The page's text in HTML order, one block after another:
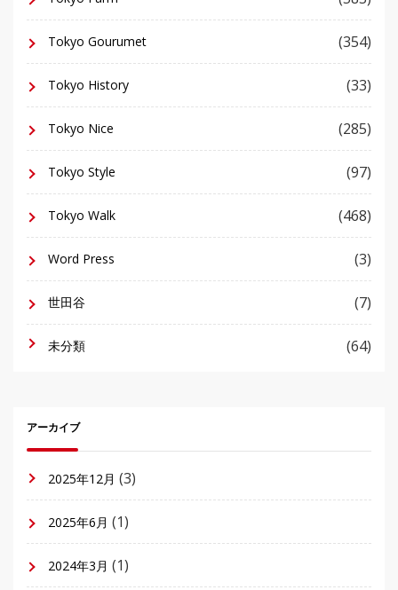
Tokyo Gourumet (354)
Tokyo History (33)
Tokyo Nice (285)
Tokyo Style (97)
Tokyo Walk (468)
Word Press (3)
世田谷 (7)
未分類 (64)
アーカイブ
2025年12月 (3)
2025年6月 (1)
2024年3月 (1)